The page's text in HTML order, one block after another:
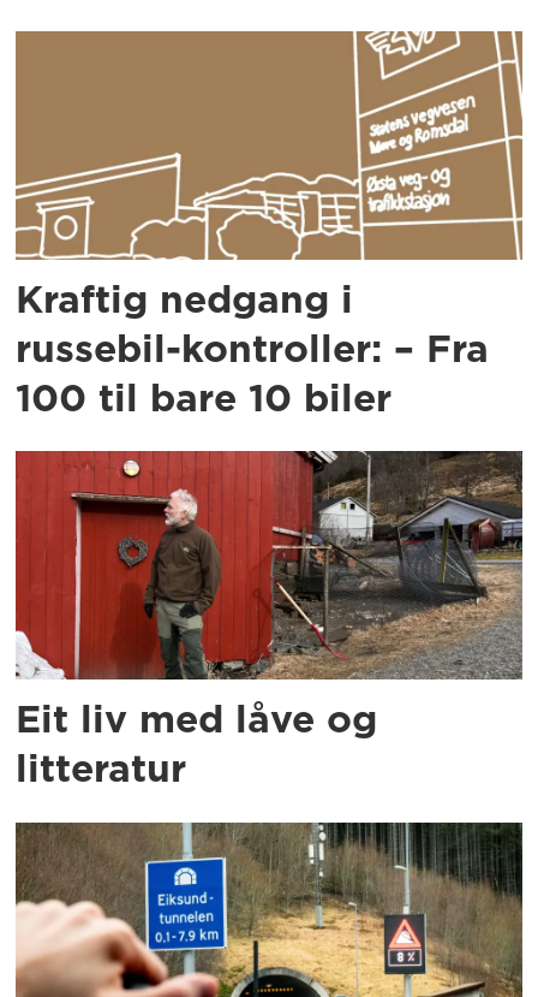
Kraftig nedgang i
russebil-kontroller: – Fra
100 til bare 10 biler
Eit liv med låve og
litteratur